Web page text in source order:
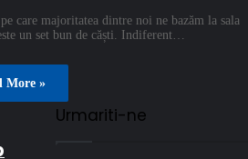
care majoritatea dintre noi ne bazăm la sala
un set bun de căști. Indiferent…
More »
Urmariti-ne